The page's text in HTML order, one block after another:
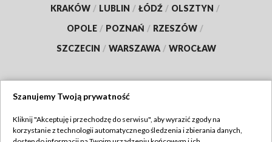
KRAKÓW / LUBLIN / ŁÓDŹ / OLSZTYN /
OPOLE / POZNAŃ / RZESZÓW /
SZCZECIN / WARSZAWA / WROCŁAW
TVP
Szanujemy Twoją prywatność
Kliknij "Akceptuję i przechodzę do serwisu", aby wyrazić zgody na
korzystanie z technologii automatycznego śledzenia i zbierania danych,